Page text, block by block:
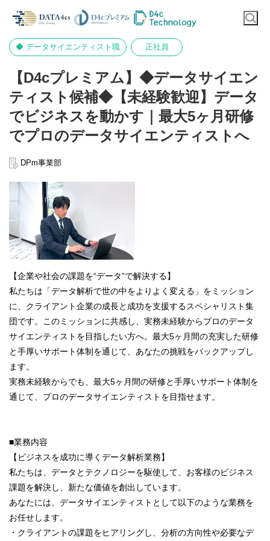
◆ データサイエンティスト職 正社員
【D4cプレミアム】◆データサイエン
ティスト候補◆【未経験歓迎】データ
でビジネスを動かす｜最大5ヶ月研修
でプロのデータサイエンティストへ
DPm事業部
【企業や社会の課題を“データ”で解決する】
私たちは「データ解析で世の中をよりよく変える」をミッション
に、クライアント企業の成長と成功を支援するスペシャリスト集
団です。このミッションに共感し、実務未経験からプロのデータ
サイエンティストを目指したい方へ。最大5ヶ月間の充実した研修
と手厚いサポート体制を通じて、あなたの挑戦をバックアップし
ます。
実務未経験からでも、最大5ヶ月間の研修と手厚いサポート体制を
通じて、プロのデータサイエンティストを目指せます。
■業務内容
【ビジネスを成功に導くデータ解析業務】
私たちは、データとテクノロジーを駆使して、お客様のビジネス
課題を解決し、新たな価値を創出しています。
あなたには、データサイエンティストとして以下のような業務を
お任せします。
・クライアントの課題をヒアリングし、分析の方向性や必要なデ